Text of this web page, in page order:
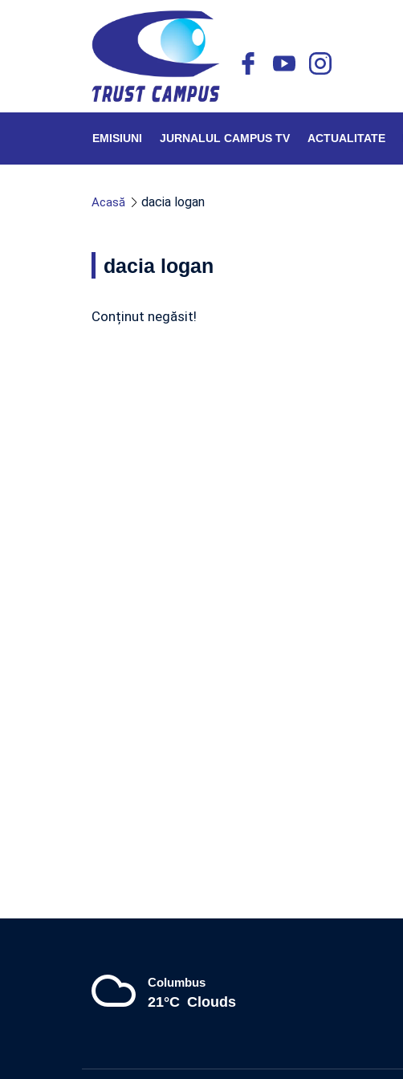
EMISIUNI JURNALUL CAMPUS TV ACTUALITATE
Acasă dacia logan
dacia logan
Conținut negăsit!
Columbus
21°C Clouds